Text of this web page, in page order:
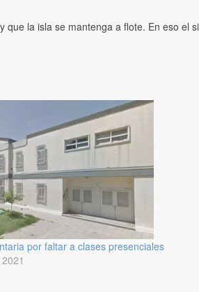
la isla se mantenga a flote. En eso el
por faltar a clases presenciales